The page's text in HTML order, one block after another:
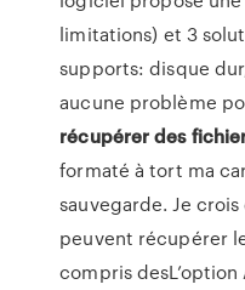
limitations) et 3
supports: disque
aucune problème
récupérer des
formaté à tort ma
sauvegarde. Je
peuvent récupérer
compris